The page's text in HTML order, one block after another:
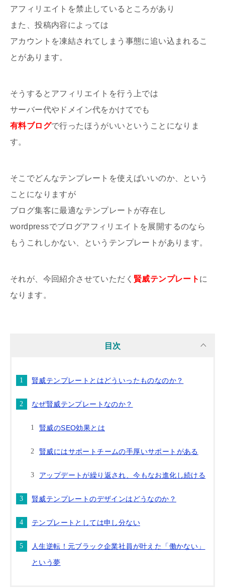
アフィリエイトを禁止しているところがあり
また、投稿内容によっては
アカウントを凍結されてしまう事態に追い込まれるこ
とがあります。
そうするとアフィリエイトを行う上では
サーバー代やドメイン代をかけてでも
有料ブログで行ったほうがいいということになりま
す。
そこでどんなテンプレートを使えばいいのか、という
ことになりますが
ブログ集客に最適なテンプレートが存在し
wordpressでブログアフィリエイトを展開するのなら
もうこれしかない、というテンプレートがあります。
それが、今回紹介させていただく 賢威テンプレート に
なります。
目次
賢威テンプレートとはどういったものなのか？
なぜ賢威テンプレートなのか？
賢威のSEO効果とは
賢威にはサポートチームの手厚いサポートがある
アップデートが繰り返され、今もなお進化し続ける
賢威テンプレートのデザインはどうなのか？
テンプレートとしては申し分ない
人生逆転！元ブラック企業社員が叶えた「働かない」
という夢